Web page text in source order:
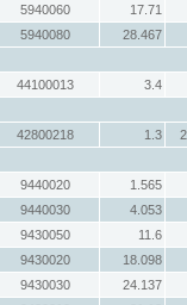
5940060
17.71
5940080
28.467
44100013
3.4
42800218 1.3
9440020
1.565
9440030
4.053
9430050
11.6
9430020
18.098
9430030
24.137